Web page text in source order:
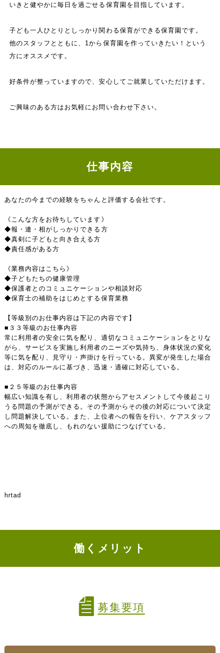
いきと健やかに毎日を過ごせる保育園を目指しています。
子ども一人ひとりとしっかり関わる保育ができる保育園です。
他のスタッフとともに、1から保育園を作っていきたい！という
方にオススメです。
好条件が整っていますので、安心してご就業していただけます。
ご興味のある方はお気軽にお問い合わせ下さい。
仕事内容
あなたの今までの経験をちゃんと評価する会社です。
《こんな方をお待ちしています》
◆報・連・相がしっかりできる方
◆真剣に子どもと向き合える方
◆責任感がある方
《業務内容はこちら》
◆子どもたちの健康管理
◆保護者とのコミュニケーションや相談対応
◆保育士の補助をはじめとする保育業務
【等級別のお仕事内容は下記の内容です】
■３３等級のお仕事内容
常に利用者の安全に気を配り、適切なコミュニケーションをとりな
がら、サービスを実施し利用者のニーズや気持ち、身体状況の変化
等に気を配り、見守り・声掛けを行っている。異変が発生した場合
は、対応のルールに基づき、迅速・適確に対応している。
■２５等級のお仕事内容
幅広い知識を有し、利用者の状態からアセスメントして今後起こり
うる問題の予測ができる。その予測からその後の対応について決定
し問題解決している。また、上位者への報告を行い、ケアスタッフ
への周知を徹底し、もれのない援助につなげている。
hrtad
働くメリット
募集要項